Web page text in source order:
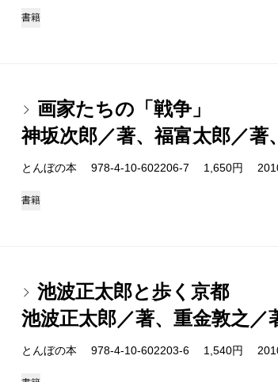
書籍
画家たちの「戦争」
神坂次郎／著、福富太郎／
とんぼの本 978-4-10-602206-7 1,650円
書籍
池波正太郎と歩く京都
池波正太郎／著、重金敦之
とんぼの本 978-4-10-602203-6 1,540円